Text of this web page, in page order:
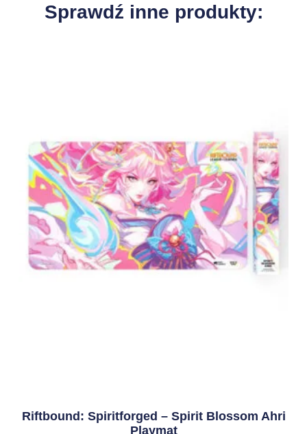
Sprawdź inne produkty:
Riftbound: Spiritforged – Spirit Blossom Ahri
Playmat